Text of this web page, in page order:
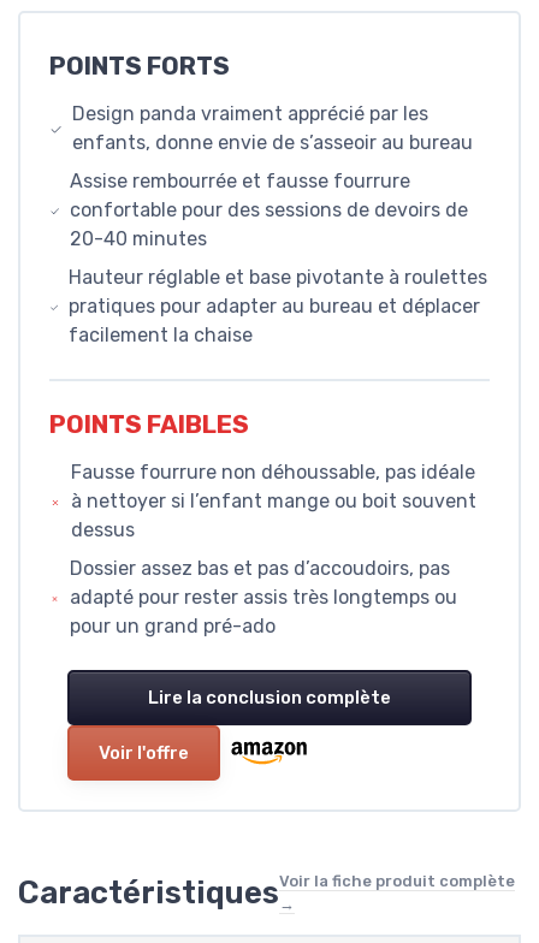
POINTS FORTS
Design panda vraiment apprécié par les
enfants, donne envie de s’asseoir au bureau
Assise rembourrée et fausse fourrure
confortable pour des sessions de devoirs de
20-40 minutes
Hauteur réglable et base pivotante à roulettes
pratiques pour adapter au bureau et déplacer
facilement la chaise
POINTS FAIBLES
Fausse fourrure non déhoussable, pas idéale
à nettoyer si l’enfant mange ou boit souvent
dessus
Dossier assez bas et pas d’accoudoirs, pas
adapté pour rester assis très longtemps ou
pour un grand pré-ado
Lire la conclusion complète
Voir l'offre
CaractéristiquesVoir la fiche produit complète
→